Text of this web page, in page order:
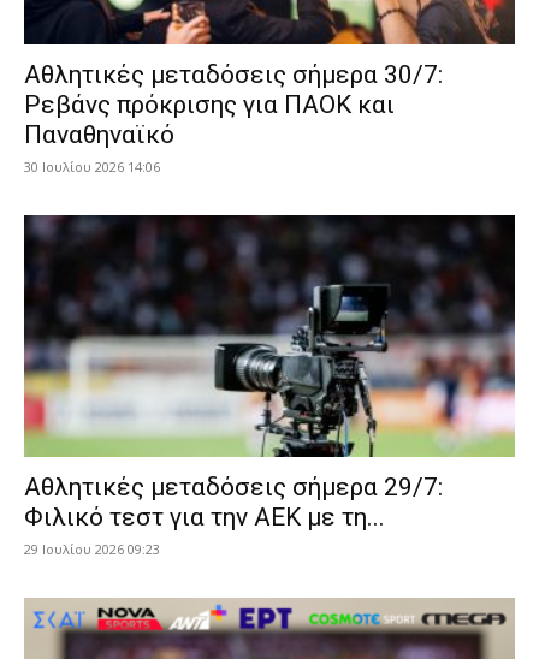
Αθλητικές μεταδόσεις σήμερα 30/7:
Ρεβάνς πρόκρισης για ΠΑΟΚ και
Παναθηναϊκό
30 Ιουλίου 2026 14:06
Αθλητικές μεταδόσεις σήμερα 29/7:
Φιλικό τεστ για την ΑΕΚ με τη...
29 Ιουλίου 2026 09:23